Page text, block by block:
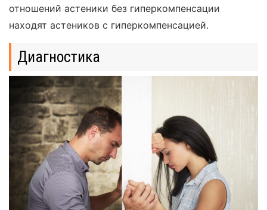
отношений астеники без гиперкомпенсации
находят астеников с гиперкомпенсацией.
Диагностика